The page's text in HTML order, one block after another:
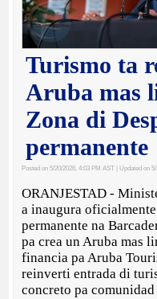
Turismo ta
Aruba mas
Zona di
permanente
Posted on 5/20/2026, 4:03 PM AST | Updated on
ORANJESTAD -
a inaugura
permanente na
pa crea un Aruba mas
financia pa Aruba
reinverti entrada di
concreto pa